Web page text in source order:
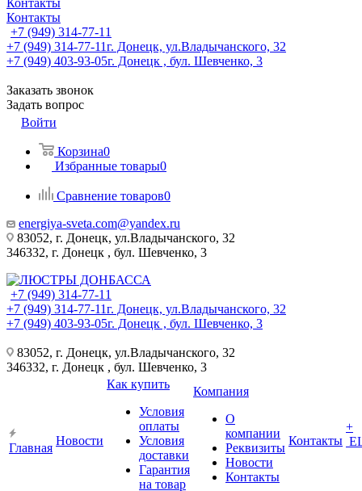
Контакты
Контакты
+7 (949) 314-77-11
+7 (949) 314-77-11г. Донецк, ул.Владычанского, 32
+7 (949) 403-93-05г. Донецк , бул. Шевченко, 3
Заказать звонок
Задать вопрос
Войти
Корзина0
Избранные товары0
Сравнение товаров0
energiya-sveta.com@yandex.ru
83052, г. Донецк, ул.Владычанского, 32
346332, г. Донецк , бул. Шевченко, 3
+7 (949) 314-77-11
+7 (949) 314-77-11г. Донецк, ул.Владычанского, 32
+7 (949) 403-93-05г. Донецк , бул. Шевченко, 3
83052, г. Донецк, ул.Владычанского, 32
346332, г. Донецк , бул. Шевченко, 3
Главная
Новости
Как купить
Условия
оплаты
Условия
доставки
Гарантия
на товар
Компания
О
компании
Реквизиты
Новости
Контакты
Контакты
+